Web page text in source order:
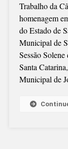
Trabalho da
homenagem
do Estado de
Municipal de
Sessão
Santa
Municipal de